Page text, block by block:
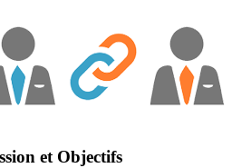
et Objectifs